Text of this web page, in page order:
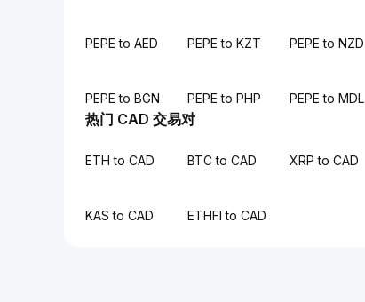
PEPE to AED PEPE to KZT PEPE to NZD
PEPE to BGN PEPE to PHP PEPE to MDL
热门 CAD 交易对
ETH to CAD BTC to CAD XRP to CAD
KAS to CAD ETHFI to CAD